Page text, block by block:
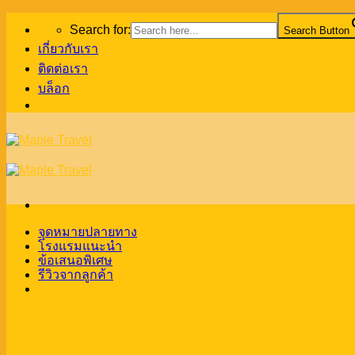
content
Search for: Search Button
เกี่ยวกับเรา
ติดต่อเรา
บล็อก
จุดหมายปลายทาง
โรงแรมแนะนำ
ข้อเสนอพิเศษ
รีวิวจากลูกค้า